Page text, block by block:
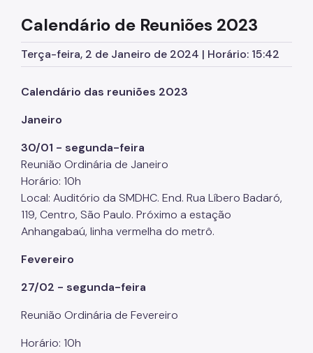
Igualdade Racial
Imigrantes e Trabalho Decente
Juventude
LGBTI+
Mulheres
Ouvidoria de Direitos Humanos
Pessoa Idosa
Calendário de Reuniões 2023
Terça-feira, 2 de Janeiro de 2024 | Horário: 15:42
Calendário das reuniões 2023
Janeiro
30/01 - segunda-feira
Reunião Ordinária de Janeiro
Horário: 10h
Local: Auditório da SMDHC. End. Rua Líbero Badaró,
119, Centro, São Paulo. Próximo a estação
Anhangabaú, linha vermelha do metrô.
Fevereiro
27/02 - segunda-feira
Reunião Ordinária de Fevereiro
Horário: 10h